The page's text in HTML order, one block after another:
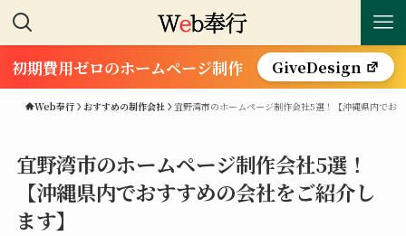
初期費用ゼロのホームページ制作 GiveDesign
Web奉行 おすすめの制作会社 宜野湾市のホームページ制作会社5選！【沖縄県内でお
宜野湾市のホームページ制作会社5選！
【沖縄県内でおすすめの会社をご紹介し
ます】